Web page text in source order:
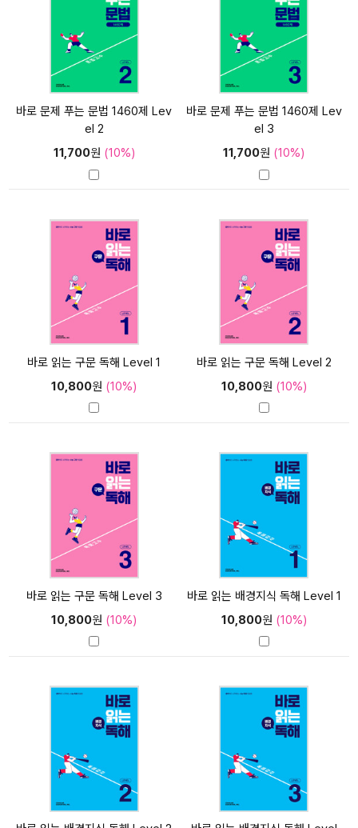
바로 문제 푸는 문법 1460제 Lev
el 2
11,700원 (10%)
바로 문제 푸는 문법 1460제 Lev
el 3
11,700원 (10%)
바로 읽는 구문 독해 Level 1
10,800원 (10%)
바로 읽는 구문 독해 Level 2
10,800원 (10%)
바로 읽는 구문 독해 Level 3
10,800원 (10%)
바로 읽는 배경지식 독해 Level 1
10,800원 (10%)